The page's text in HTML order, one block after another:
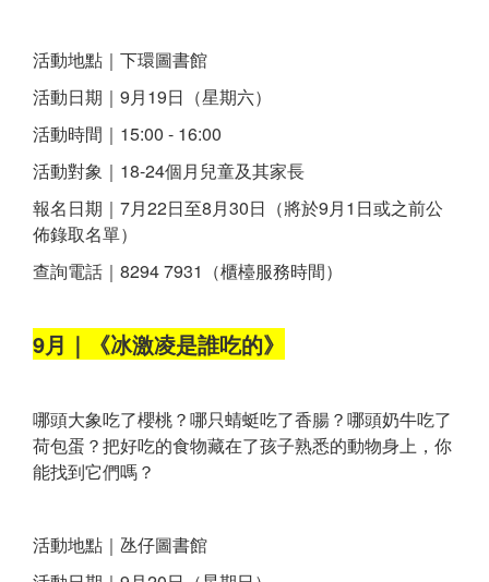
活動地點｜下環圖書館
活動日期｜9月19日（星期六）
活動時間｜15:00 - 16:00
活動對象｜18-24個月兒童及其家長
報名日期｜7月22日至8月30日（將於9月1日或之前公
佈錄取名單）
查詢電話｜8294 7931（櫃檯服務時間）
9月｜《冰激凌是誰吃的》
哪頭大象吃了櫻桃？哪只蜻蜓吃了香腸？哪頭奶牛吃了
荷包蛋？把好吃的食物藏在了孩子熟悉的動物身上，你
能找到它們嗎？
活動地點｜氹仔圖書館